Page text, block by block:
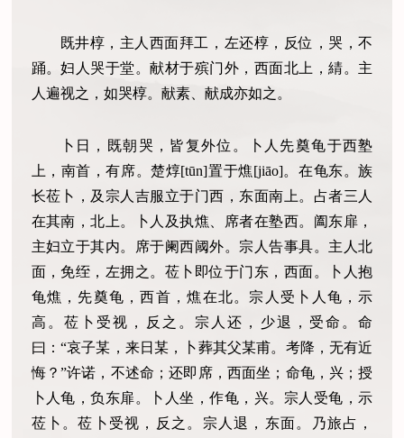
既井椁，主人西面拜工，左还椁，反位，哭，不
踊。妇人哭于堂。献材于殡门外，西面北上，綪。主
人遍视之，如哭椁。献素、献成亦如之。
卜日，既朝哭，皆复外位。卜人先奠龟于西塾
上，南首，有席。楚焞[tūn]置于燋[jiāo]。在龟东。族
长莅卜，及宗人吉服立于门西，东面南上。占者三人
在其南，北上。卜人及执燋、席者在塾西。阖东扉，
主妇立于其内。席于阑西阈外。宗人告事具。主人北
面，免绖，左拥之。莅卜即位于门东，西面。卜人抱
龟燋，先奠龟，西首，燋在北。宗人受卜人龟，示
高。莅卜受视，反之。宗人还，少退，受命。命
曰：“哀子某，来日某，卜葬其父某甫。考降，无有近
悔？”许诺，不述命；还即席，西面坐；命龟，兴；授
卜人龟，负东扉。卜人坐，作龟，兴。宗人受龟，示
莅卜。莅卜受视，反之。宗人退，东面。乃旅占，